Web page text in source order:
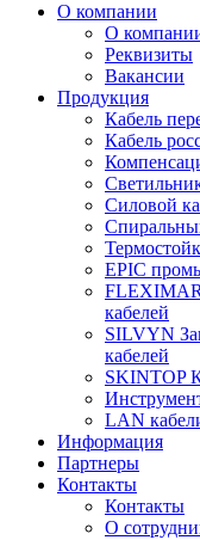
О компании
О
Реквизиты
Вакансии
Продукция
Кабель
Кабель
Силовой
EPIC
кабелей
SILVYN
кабелей
SKINTOP
LAN
Информация
Партнеры
Контакты
Контакты
О